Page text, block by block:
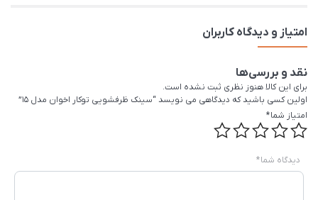
امتیاز و دیدگاه کاربران
نقد و بررسی‌ها
برای این کالا هنوز نظری ثبت نشده است.
اولین کسی باشید که دیدگاهی می نویسد “سینک ظرفشویی توکار اخوان مدل 15”
امتیاز شما*
دیدگاه شما*